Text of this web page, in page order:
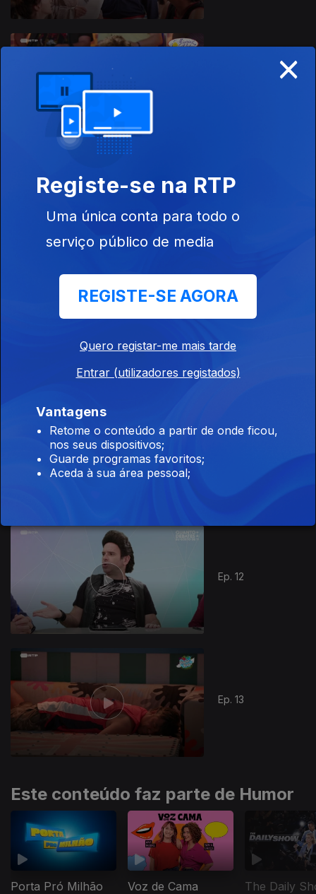
Ep. 12
443419
Ep. 13
445112
Este conteúdo faz parte de Humor
Porta Pró Milhão Voz de Cama The Daily
×
Registe-se na RTP
Uma única conta para todo o
serviço público de media
REGISTE-SE AGORA
Quero registar-me mais tarde
Entrar (utilizadores registados)
Vantagens
Retome o conteúdo a partir de onde ficou,
nos seus dispositivos;
Guarde programas favoritos;
Aceda à sua área pessoal;